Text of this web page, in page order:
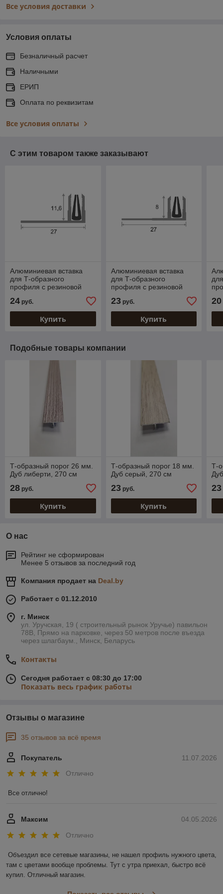
Все условия доставки
Условия оплаты
Безналичный расчет
Наличными
ЕРИП
Оплата по реквизитам
Все условия оплаты
С этим товаром также заказывают
Алюминиевая вставка
для Т-образного
профиля с резиновой
вставкой. ПТО-12. 270 см
24 руб.
Купить
Алюминиевая вставка
для Т-образного
профиля с резиновой
вставкой. ПТО-10. 270 см
23руб.
Купить
20
Подобные товары компании
Т-образный порог 26 мм.
Дуб либерти, 270 см
28 руб.
Купить
Т-образный порог 18 мм.
Дуб серый, 270 см
23руб.
Купить
Т-
23
О нас
Рейтинг не сформирован
Менее 5 отзывов за последний год
Компания продает на Deal.by
Работает с 01.12.2010
г. Минск
ул. Уручская, 19 ( строительный рынок Уручье) павильон
78В, Прямо на парковке, через 50 метров после въезда
через шлагбаум., Минск, Беларусь
Контакты
Сегодня работает с 08:30 до 17:00
Показать весь график работы
Отзывы о магазине
35 отзывов за всё время
11.07.2026
Покупатель
Отлично
Все отлично!
04.05.2026
Максим
Отлично
Объездил все сетевые магазины, не нашел профиль нужного цвета,
там с цветами вообще проблемы. Тут с утра приехал, быстро всё
купил. Отличный магазин.